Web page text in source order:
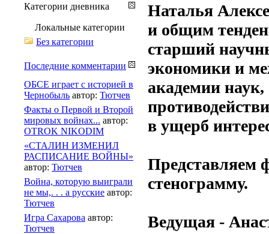
Наталья
и общим
старший
экономики и
академии наук,
в ущерб
Представляем
стенограмму.
Ведущая -
Категории дневника
Локальные категории
Без категории
Последние комментарии
ОБСЕ играет с историей в
Чернобыль автор: Тютчев
Факты о Первой и Второй
мировых войнах... автор:
OTROK NIKODIM
«СТАЛИН ИЗМЕНИЛ
РАСПИСАНИЕ ВОЙНЫ»
автор: Тютчев
Война, которую выиграли
не мы,. . . а русские автор:
Тютчев
Игра Сахарова автор:
Тютчев